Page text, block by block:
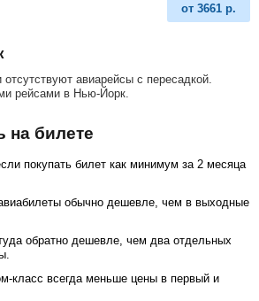
от 3661 р.
авиарейсы с пересадкой.
рейсами в Нью-Йорк.
на билете
покупать билет как минимум за 2 месяца
обычно дешевле, чем в выходные
обратно дешевле, чем два отдельных
класс всегда меньше цены в первый и